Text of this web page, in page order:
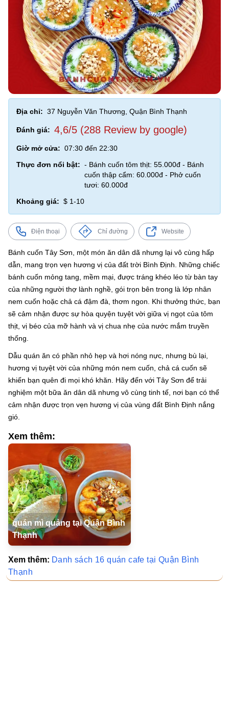
Địa chỉ: 37 Nguyễn Văn Thương, Quận Bình Thạnh
Đánh giá: 4,6/5 (288 Review by google)
Giờ mở cửa: 07:30 đến 22:30
Thực đơn nổi bật: - Bánh cuốn tôm thịt: 55.000đ - Bánh
cuốn thập cẩm: 60.000đ - Phở cuốn
tươi: 60.000đ
Khoảng giá: $ 1-10
Điện thoại Chỉ đường Website
Bánh cuốn Tây Sơn, một món ăn dân dã nhưng lại vô cùng hấp
dẫn, mang trọn vẹn hương vị của đất trời Bình Định. Những chiếc
bánh cuốn mỏng tang, mềm mại, được tráng khéo léo từ bàn tay
của những người thợ lành nghề, gói trọn bên trong là lớp nhân
nem cuốn hoặc chả cá đậm đà, thơm ngon. Khi thưởng thức, bạn
sẽ cảm nhận được sự hòa quyện tuyệt vời giữa vị ngọt của tôm
thịt, vị béo của mỡ hành và vị chua nhẹ của nước mắm truyền
thống.
Dẫu quán ăn có phần nhỏ hẹp và hơi nóng nực, nhưng bù lại,
hương vị tuyệt vời của những món nem cuốn, chả cá cuốn sẽ
khiến bạn quên đi mọi khó khăn. Hãy đến với Tây Sơn để trải
nghiệm một bữa ăn dân dã nhưng vô cùng tinh tế, nơi bạn có thể
cảm nhận được trọn vẹn hương vị của vùng đất Bình Định nắng
gió.
Xem thêm:
quán mì quảng tại Quận Bình
Thạnh
Xem thêm: Danh sách 16 quán cafe tại Quận Bình
Thạnh